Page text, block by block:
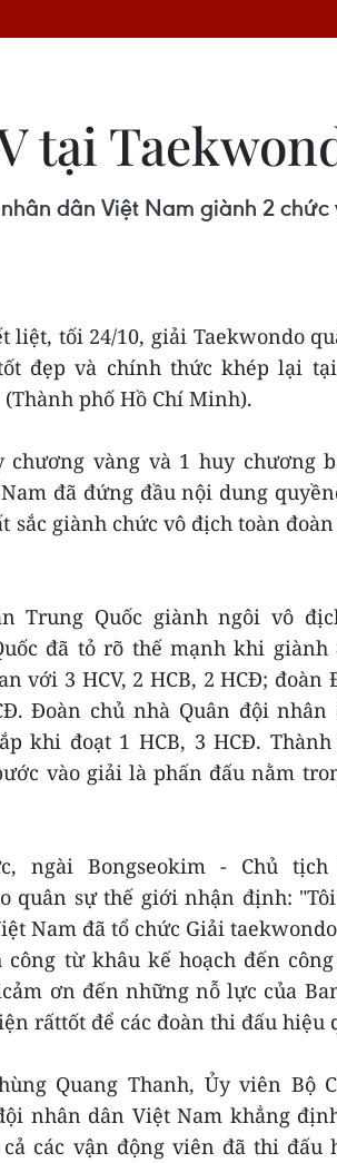
tại
dân Việt Nam giành 2
liệt, tối 24/10, giải Taekwondo
đẹp và chính thức khép lại
phố Hồ Chí Minh).
vàng và 1 huy chương
đã đứng đầu nội dung
giành chức vô địch toàn
Trung Quốc giành ngôi vô
đã tỏ rõ thế mạnh khi giành
với 3 HCV, 2 HCB, 2 HCĐ; đoàn
Đoàn chủ nhà Quân đội nhân
khi đoạt 1 HCB, 3 HCĐ.
vào giải là phấn đấu nằm
ngài Bongseokim - Chủ
quân sự thế giới nhận định:
Nam đã tổ chức Giải
từ khâu kế hoạch đến
ơn đến những nỗ lực của
rấttốt để các đoàn thi đấu hiệu
Quang Thanh, Ủy viên Bộ
nhân dân Việt Nam khẳng
các vận động viên đã thi đấu